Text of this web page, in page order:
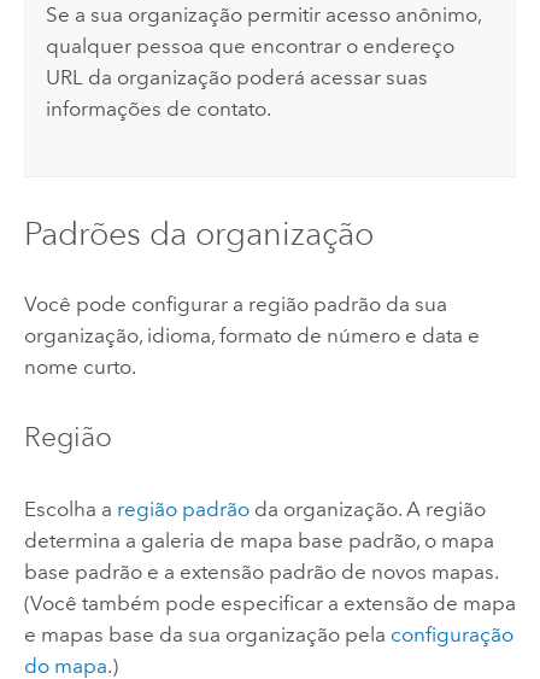
Se a sua organização permitir acesso anônimo,
qualquer pessoa que encontrar o endereço
URL da organização poderá acessar suas
informações de contato.
Padrões da organização
Você pode configurar a região padrão da sua
organização, idioma, formato de número e data e
nome curto.
Região
Escolha a região padrãoda organização. A região
determina a galeria de mapa base padrão, o mapa
base padrão e a extensão padrão de novos mapas.
(Você também pode especificar a extensão de mapa
e mapas base da sua organização pela configuração
do mapa.)